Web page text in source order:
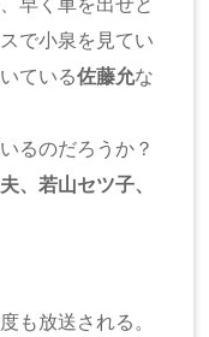
で小泉を見てい
ている佐藤允な
るのだろうか？
、若山セツ子、
も放送される。